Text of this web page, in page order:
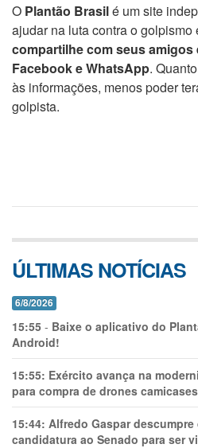
O Plantão Brasilé um site
ajudar na luta contra o golpismo
compartilhe com seus amigos
Facebook e WhatsApp.
às informações, menos poder
golpista.
ÚLTIMAS NOTÍCIAS
6/8/2026
15:55 - Baixe o aplicativo do
Android!
15:55: Exército avança na
para compra de drones camicases
15:44: Alfredo Gaspar
candidatura ao Senado para ser